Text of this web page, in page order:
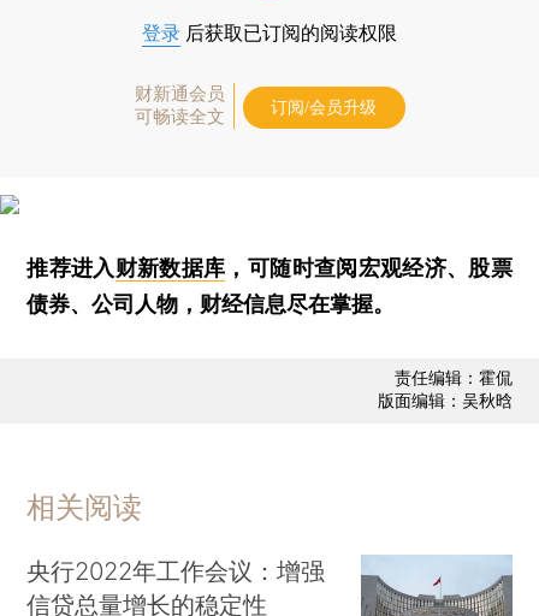
登录 后获取已订阅的阅读权限
财新通会员
可畅读全文
订阅/会员升级
推荐进入财新数据库 ，可随时查阅宏观经济、股票
债券、公司人物，财经信息尽在掌握。
责任编辑：霍侃
版面编辑：吴秋晗
相关阅读
央行2022年工作会议：增强
信贷总量增长的稳定性